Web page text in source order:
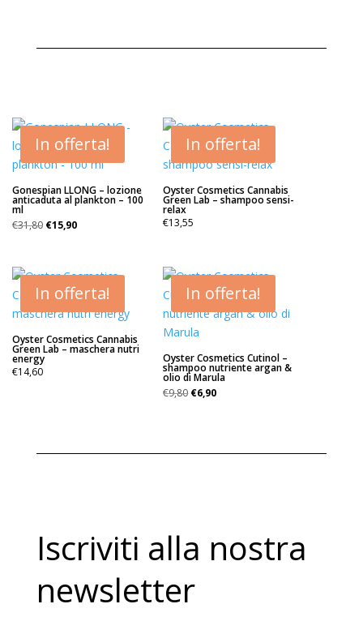
€9,80.€6,90.
In offerta!
Gonespian LLONG – lozione
anticaduta al plankton – 100
ml
€31,80 Il
era:
€31,80.
€15,90Il
€15,90.
In offerta!
Oyster Cosmetics Cannabis
Green Lab – shampoo sensi-
relax
€13,55
In offerta!
Oyster Cosmetics Cannabis
Green Lab – maschera nutri
energy
€14,60
In offerta!
Oyster Cosmetics Cutinol –
shampoo nutriente argan &
olio di Marula
€9,80 Il
€9,80.
€6,90Il
€6,90.
Iscriviti alla nostra
newsletter